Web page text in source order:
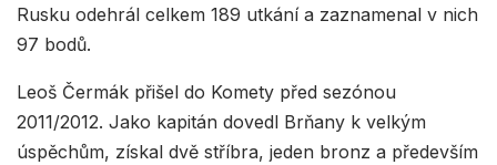
Rusku odehrál celkem 189 utkání a zaznamenal v nich
97 bodů.
Leoš Čermák přišel do Komety před sezónou
2011/2012. Jako kapitán dovedl Brňany k velkým
úspěchům, získal dvě stříbra, jeden bronz a především